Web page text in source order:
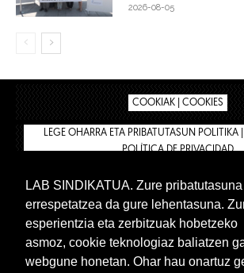
2026-08-05
COOKIAK | COOKIES
LEGE OHARRA ETA PRIBATUTASUN POLITIKA
POLÍTICA DE PRIVACIDAD
BIZILAN.EUS
INTRANET 🔑
Euskera
LAB SINDIKATUA. Zure pribatutasuna
errespetatzea da gure lehentasuna.
esperientzia eta zerbitzuak hobetzeko
asmoz, cookie teknologiaz baliatzen
webgune honetan. Ohar hau onartuz